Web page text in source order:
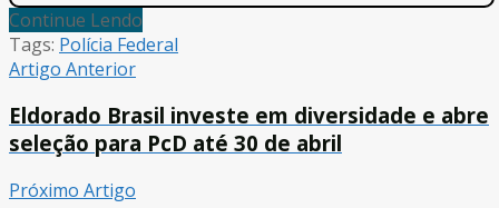
Continue Lendo
Tags: Polícia Federal
Artigo Anterior
Eldorado Brasil investe em diversidade e abre
seleção para PcD até 30 de abril
Próximo Artigo